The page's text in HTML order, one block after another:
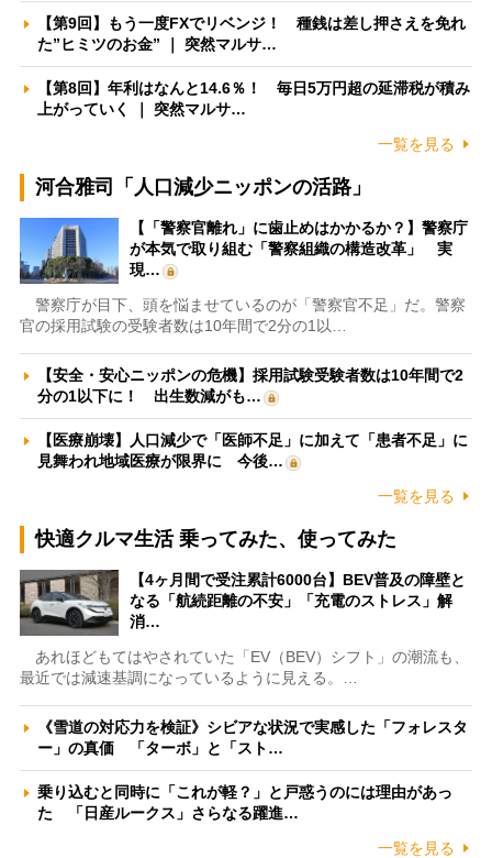
【第9回】もう一度FXでリベンジ！ 種銭は差し押さえを免れ
た”ヒミツのお金” ｜ 突然マルサ…
【第8回】年利はなんと14.6％！ 毎日5万円超の延滞税が積み
上がっていく ｜ 突然マルサ…
一覧を見る
河合雅司「人口減少ニッポンの活路」
【「警察官離れ」に歯止めはかかるか？】警察庁
が本気で取り組む「警察組織の構造改革」 実
現…
警察庁が目下、頭を悩ませているのが「警察官不足」だ。警察
官の採用試験の受験者数は10年間で2分の1以…
【安全・安心ニッポンの危機】採用試験受験者数は10年間で2
分の1以下に！ 出生数減がも…
【医療崩壊】人口減少で「医師不足」に加えて「患者不足」に
見舞われ地域医療が限界に 今後…
一覧を見る
快適クルマ生活 乗ってみた、使ってみた
【4ヶ月間で受注累計6000台】BEV普及の障壁と
なる「航続距離の不安」「充電のストレス」解
消…
あれほどもてはやされていた「EV（BEV）シフト」の潮流も、
最近では減速基調になっているように見える。…
《雪道の対応力を検証》シビアな状況で実感した「フォレスタ
ー」の真価 「ターボ」と「スト…
乗り込むと同時に「これが軽？」と戸惑うのには理由があっ
た 「日産ルークス」さらなる躍進…
一覧を見る